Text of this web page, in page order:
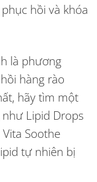
hồi và khóa
là phương
hàng rào
hãy tìm một
Lipid Drops
Soothe
tự nhiên bị